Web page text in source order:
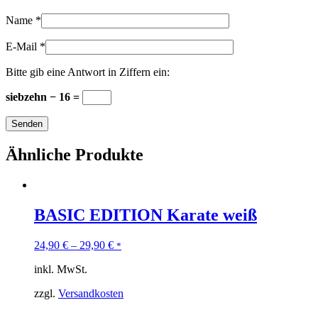
Name *
E-Mail *
Bitte gib eine Antwort in Ziffern ein:
siebzehn − 16 =
Ähnliche Produkte
BASIC EDITION Karate weiß
24,90 € – 29,90 € *
inkl. MwSt.
zzgl. Versandkosten